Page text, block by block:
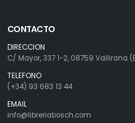
CONTACTO
DIRECCION
C/ Mayor, 337 1-2, 08759 Vallirana
TELEFONO
(+34) 93 683 13 44
EMAIL
info@libreriabosch.com